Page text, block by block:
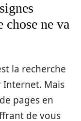
chose ne va
la recherche
Internet. Mais
pages en
de vous